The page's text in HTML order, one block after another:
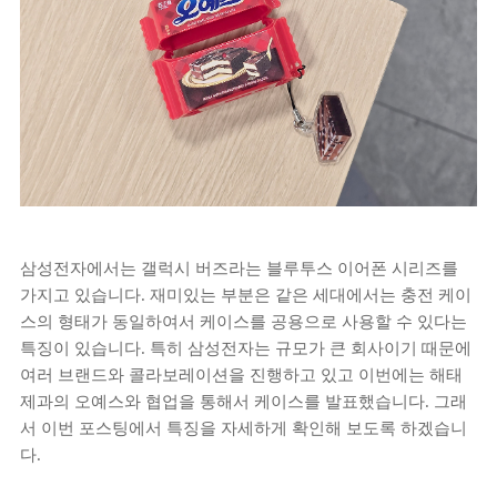
삼성전자에서는 갤럭시 버즈라는 블루투스 이어폰 시리즈를
가지고 있습니다. 재미있는 부분은 같은 세대에서는 충전 케이
스의 형태가 동일하여서 케이스를 공용으로 사용할 수 있다는
특징이 있습니다. 특히 삼성전자는 규모가 큰 회사이기 때문에
여러 브랜드와 콜라보레이션을 진행하고 있고 이번에는 해태
제과의 오예스와 협업을 통해서 케이스를 발표했습니다. 그래
서 이번 포스팅에서 특징을 자세하게 확인해 보도록 하겠습니
다.